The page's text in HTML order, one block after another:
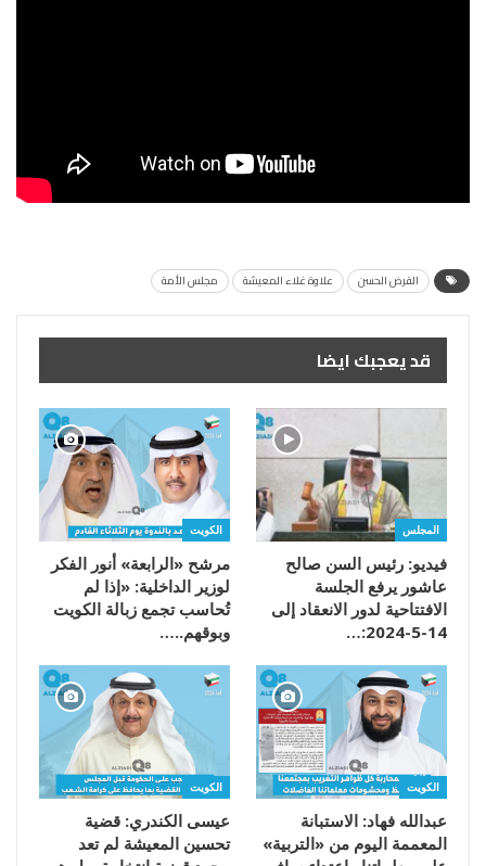
القرض الحسن علاوة غلاء المعيشة مجلس الأمة
قد يعجبك ايضا
المجلس
فيديو: رئيس السن صالح
عاشور يرفع الجلسة
الافتتاحية لدور الانعقاد إلى
14-5-2024:…
الكويت
مرشح «الرابعة» أنور الفكر
لوزير الداخلية: «إذا لم
تُحاسب تجمع زبالة الكويت
وبوقهم..…
الكويت
عبدالله فهاد: الاستبانة
المعممة اليوم من «التربية»
الكويت
عيسى الكندري: قضية
تحسين المعيشة لم تعد